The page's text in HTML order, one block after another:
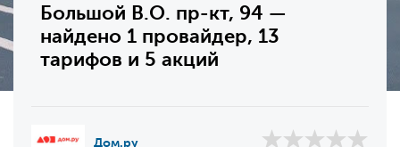
Большой В.О. пр-кт, 94 —
найдено 1 провайдер, 13
тарифов и 5 акций
Дом.ру